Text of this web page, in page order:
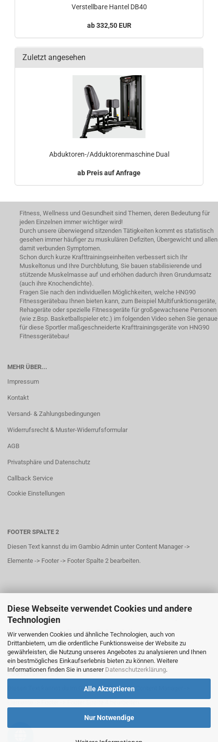
Diese Webseite verwendet Cookies und andere
Technologien
Wir verwenden Cookies und ähnliche Technologien, auch von
Drittanbietern, um die ordentliche Funktionsweise der Website zu
gewährleisten, die Nutzung unseres Angebotes zu analysieren und Ihnen
ein bestmögliches Einkaufserlebnis bieten zu können. Weitere
Informationen finden Sie in unserer Datenschutzerklärung.
Alle Akzeptieren
Nur Notwendige
Verstellbare Hantel DB40
332,50 EUR
Zuletzt angesehen
Abduktoren-/Adduktorenmaschine Dual
Preis auf Anfrage
Fitness, Wellness und Gesundheit sind Themen, deren Bedeutung für
jeden Einzelnen immer wichtiger wird!
Durch unsere überwiegend sitzenden Tätigkeiten kommt es statistisch
gesehen immer häufiger zu muskulären Defiziten, Übergewicht und allen
damit verbunden Symptomen.
Schon durch kurze Krafttrainingseinheiten verbessert sich Ihr
Muskeltonus und Ihre Durchblutung, Sie bauen stabilisierende und
stützende Muskelmasse auf und erhöhen dadurch ihren Grundumsatz
(auch ihre Knochendichte).
Fragen Sie nach den individuellen Möglichkeiten, welche HNG90
Fitnessgerätebau Ihnen bieten kann, zum Beispiel Multifunktionsgeräte,
Rehageräte oder spezielle Fitnessgeräte für großgewachsene Personen
(wie z.Bsp. Basketballspieler etc.) im folgenden Video sehen Sie genaue
für diese Sportler maßgeschneiderte Krafttrainingsgeräte von HNG90
Fitnessgerätebau!
MEHR ÜBER...
Impressum
Kontakt
Versand- & Zahlungsbedingungen
Widerrufsrecht & Muster-Widerrufsformular
AGB
Privatsphäre und Datenschutz
Callback Service
Cookie Einstellungen
FOOTER SPALTE 2
Diesen Text kannst du im Gambio Admin unter Content Manager ->
Elemente -> Footer -> Footer Spalte 2 bearbeiten.
Diesen Text kannst du im Gambio Admin unter Content Manager ->
Elemente -> Footer -> Footer Spalte 3 bearbeiten.
FOOTER SPALTE 4
Diesen Text kannst du im Gambio Admin unter Content Manager ->